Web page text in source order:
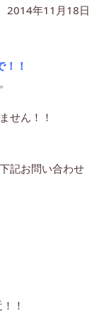
2014年11月18日
！
せん！！
記お問い合わせ